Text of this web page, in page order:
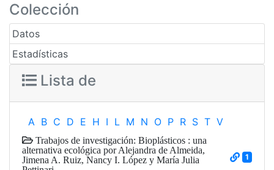
Colección
Datos
Estadísticas
Lista de
A B C D E H I L M N O P R S T V
Trabajos de investigación: Bioplásticos : una
alternativa ecológica por Alejandra de Almeida,
Jimena A. Ruiz, Nancy I. López y María Julia
1